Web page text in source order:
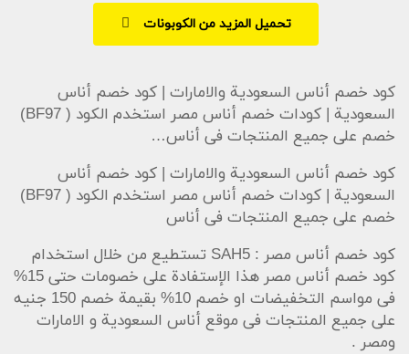
تحميل المزيد من الكوبونات
كود خصم أناس السعودية والامارات | كود خصم أناس
السعودية | كودات خصم أناس مصر استخدم الكود ( BF97)
خصم على جميع المنتجات فى أناس…
كود خصم أناس السعودية والامارات | كود خصم أناس
السعودية | كودات خصم أناس مصر استخدم الكود ( BF97)
خصم على جميع المنتجات فى أناس
كود خصم أناس مصر : SAH5 تستطيع من خلال استخدام
كود خصم أناس مصر هذا الإستفادة على خصومات حتى 15%
فى مواسم التخفيضات او خصم 10% بقيمة خصم 150 جنيه
على جميع المنتجات فى موقع أناس السعودية و الامارات
ومصر .